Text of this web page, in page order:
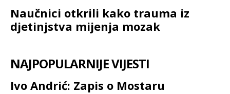
Naučnici otkrili kako trauma iz
djetinjstva mijenja mozak
NAJPOPULARNIJE VIJESTI
Ivo Andrić: Zapis o Mostaru